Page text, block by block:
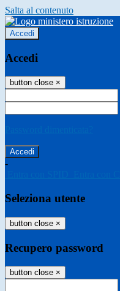
Salta al contenuto
Accedi
Accedi
button close ×
-
Seleziona utente
button close ×
Recupero password
button close ×